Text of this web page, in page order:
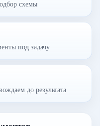
схемы
под задачу
до результата